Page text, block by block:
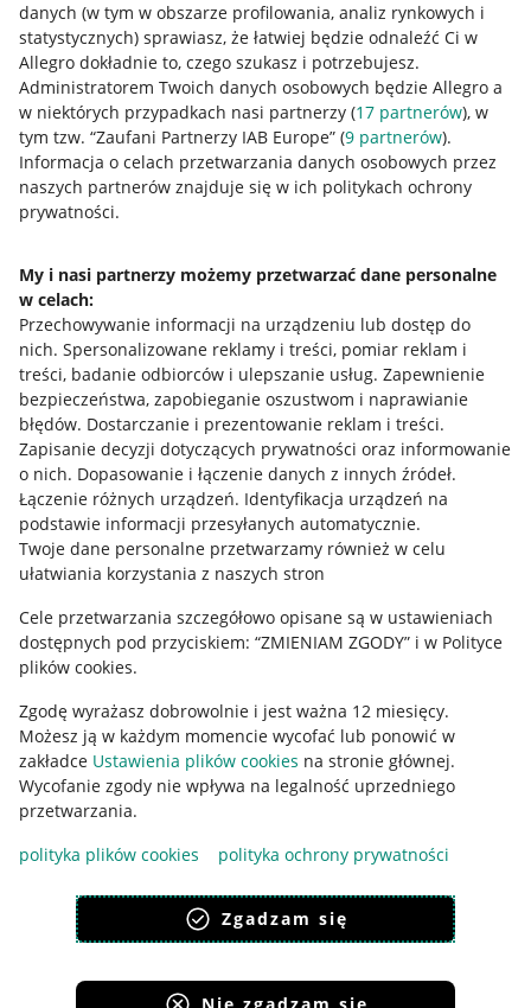
danych (w tym w obszarze profilowania, analiz rynkowych i
statystycznych) sprawiasz, że łatwiej będzie odnaleźć Ci w
Allegro dokładnie to, czego szukasz i potrzebujesz.
Administratorem Twoich danych osobowych będzie Allegro a
w niektórych przypadkach nasi partnerzy (17 partnerów), w
tym tzw. “Zaufani Partnerzy IAB Europe” (9 partnerów).
Informacja o celach przetwarzania danych osobowych przez
naszych partnerów znajduje się w ich politykach ochrony
prywatności.
My i nasi partnerzy możemy przetwarzać dane personalne
w celach:
Przechowywanie informacji na urządzeniu lub dostęp do
nich. Spersonalizowane reklamy i treści, pomiar reklam i
treści, badanie odbiorców i ulepszanie usług. Zapewnienie
bezpieczeństwa, zapobieganie oszustwom i naprawianie
błędów. Dostarczanie i prezentowanie reklam i treści.
Zapisanie decyzji dotyczących prywatności oraz informowanie
o nich. Dopasowanie i łączenie danych z innych źródeł.
Łączenie różnych urządzeń. Identyfikacja urządzeń na
podstawie informacji przesyłanych automatycznie.
Twoje dane personalne przetwarzamy również w celu
ułatwiania korzystania z naszych stron
Cele przetwarzania szczegółowo opisane są w ustawieniach
dostępnych pod przyciskiem: “ZMIENIAM ZGODY” i w Polityce
plików cookies.
Zgodę wyrażasz dobrowolnie i jest ważna 12 miesięcy.
Możesz ją w każdym momencie wycofać lub ponowić w
zakładce Ustawienia plików cookies na stronie głównej.
Wycofanie zgody nie wpływa na legalność uprzedniego
przetwarzania.
polityka plików cookies
polityka ochrony prywatności
Zgadzam się
Przydatne informacje
Jak to działa
Allegro Gadane dla sprzedających
Allegro Gadane dla kupujących
Mapa miejscowości
Informacje prawne
Regulamin
Polityka plików "cookies"
Ustawienia plików "cookies"
Udostępnianie lokalizacji
Informacje dla Aktu o Usługach Cyfrowych
Pobierz aplikację